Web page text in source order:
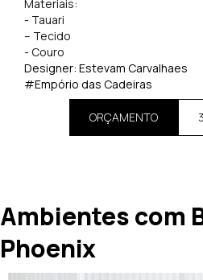
​Materiais:
​- Tauari
– Tecido
​- Couro
Designer: Estevam Carvalhaes
#Empório das Cadeiras
ORÇAMENTO
Ambientes com
Phoenix